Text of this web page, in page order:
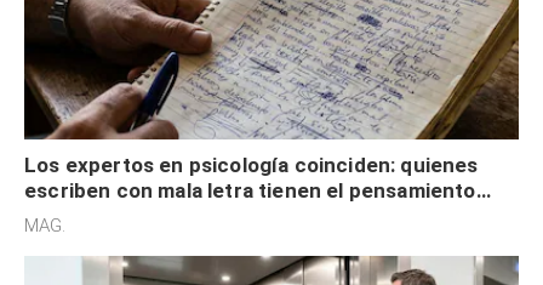
Los expertos en psicología coinciden: quienes
escriben con mala letra tienen el pensamiento
acelerado y no lo hacen por desinterés
MAG.